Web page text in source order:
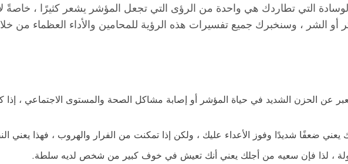
التي تطاردك هي واحدة من الرؤى التي تجعل المؤشر يشعر كثيرًا ، خاصةً
أو الشر ، وسنخبرك جميع تفسيرات هذه الرؤية للمحامين والأداء العظماء من
عن الحزن الشديد في حياة المؤشر أو إصابة مشاكل الصحة والمستوى الاجتماعي ، إذا
يعني ضعفًا شديدًا وفوز الأعداء عليك ، ولكن إذا تمكنت من الفرار والهروب ، فهذا يعني
، لذا فإن سعيه من أجلك يعني أنك تعيش في خوف كبير من شخص لديه سلطة.